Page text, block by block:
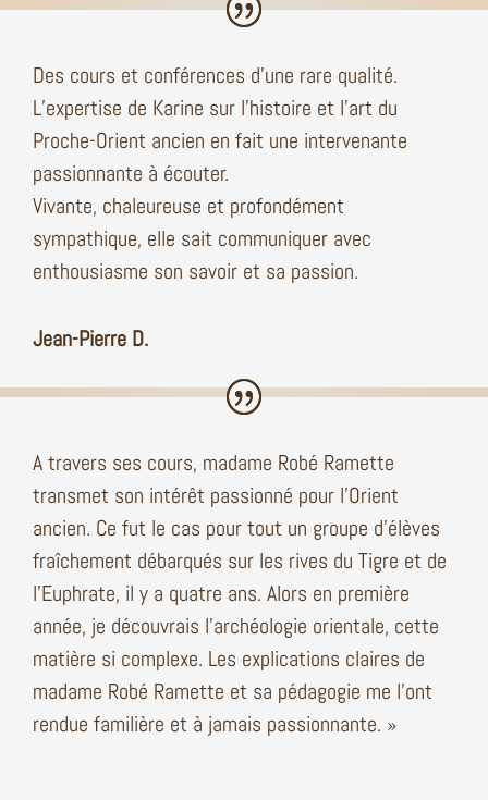
Des cours et conférences d’une rare qualité.
L’expertise de Karine sur l’histoire et l’art du
Proche-Orient ancien en fait une intervenante
passionnante à écouter.
Vivante, chaleureuse et profondément
sympathique, elle sait communiquer avec
enthousiasme son savoir et sa passion.
Jean-Pierre D.
A travers ses cours, madame Robé Ramette
transmet son intérêt passionné pour l’Orient
ancien. Ce fut le cas pour tout un groupe d’élèves
fraîchement débarqués sur les rives du Tigre et de
l’Euphrate, il y a quatre ans. Alors en première
année, je découvrais l’archéologie orientale, cette
matière si complexe. Les explications claires de
madame Robé Ramette et sa pédagogie me l’ont
rendue familière et à jamais passionnante. »